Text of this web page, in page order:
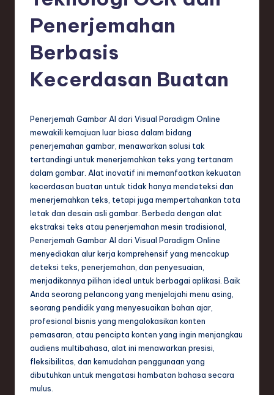
si
T
d
in
o
Penerjemahan
Berbasis
Kecerdasan Buatan
Penerjemah Gambar AI dari Visual Paradigm Online
mewakili kemajuan luar biasa dalam bidang
penerjemahan gambar, menawarkan solusi tak
tertandingi untuk menerjemahkan teks yang tertanam
dalam gambar. Alat inovatif ini memanfaatkan kekuatan
kecerdasan buatan untuk tidak hanya mendeteksi dan
menerjemahkan teks, tetapi juga mempertahankan tata
letak dan desain asli gambar. Berbeda dengan alat
ekstraksi teks atau penerjemahan mesin tradisional,
Penerjemah Gambar AI dari Visual Paradigm Online
menyediakan alur kerja komprehensif yang mencakup
deteksi teks, penerjemahan, dan penyesuaian,
menjadikannya pilihan ideal untuk berbagai aplikasi. Baik
Anda seorang pelancong yang menjelajahi menu asing,
seorang pendidik yang menyesuaikan bahan ajar,
profesional bisnis yang mengalokasikan konten
pemasaran, atau pencipta konten yang ingin menjangkau
audiens multibahasa, alat ini menawarkan presisi,
fleksibilitas, dan kemudahan penggunaan yang
dibutuhkan untuk mengatasi hambatan bahasa secara
mulus.